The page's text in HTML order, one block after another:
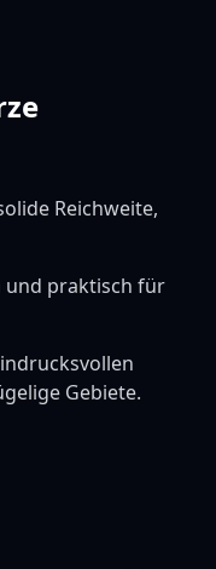
Reichweite,
und praktisch für
Gebiete.